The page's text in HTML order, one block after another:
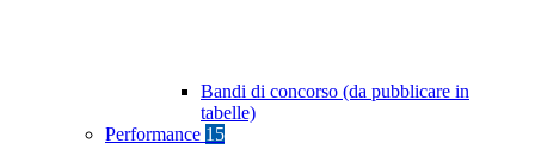
Bandi di concorso (da pubblicare in
tabelle)
Performance 15